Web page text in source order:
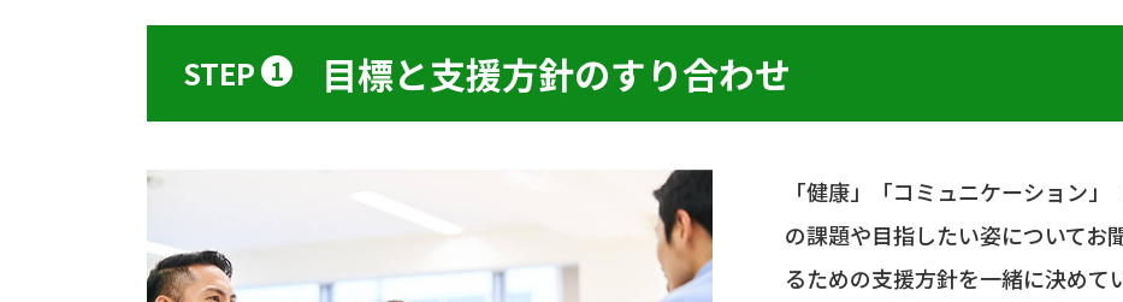
STEP 1 目標と支援方針のすり合わせ
「健康」「コミュニケーション
の課題や目指したい姿についてお
るための支援方針を一緒に決めて